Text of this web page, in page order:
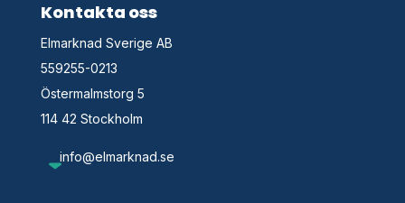
Kontakta oss
Elmarknad Sverige AB
559255-0213
Östermalmstorg 5
114 42 Stockholm
info@elmarknad.se